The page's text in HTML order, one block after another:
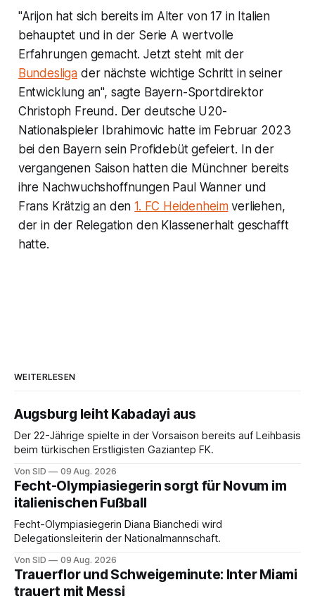
"Arijon hat sich bereits im Alter von 17 in Italien
behauptet und in der Serie A wertvolle
Erfahrungen gemacht. Jetzt steht mit der
Bundesliga der nächste wichtige Schritt in seiner
Entwicklung an", sagte Bayern-Sportdirektor
Christoph Freund. Der deutsche U20-
Nationalspieler Ibrahimovic hatte im Februar 2023
bei den Bayern sein Profidebüt gefeiert. In der
vergangenen Saison hatten die Münchner bereits
ihre Nachwuchshoffnungen Paul Wanner und
Frans Krätzig an den1. FC Heidenheimverliehen,
der in der Relegation den Klassenerhalt geschafft
hatte.
WEITERLESEN
Augsburg leiht Kabadayi aus
Der 22-Jährige spielte in der Vorsaison bereits auf Leihbasis
beim türkischen Erstligisten Gaziantep FK.
Von SID 09 Aug. 2026
Fecht-Olympiasiegerin sorgt für Novum im
italienischen Fußball
Fecht-Olympiasiegerin Diana Bianchedi wird
Delegationsleiterin der Nationalmannschaft.
Von SID 09 Aug. 2026
Trauerflor und Schweigeminute: Inter Miami
trauert mit Messi